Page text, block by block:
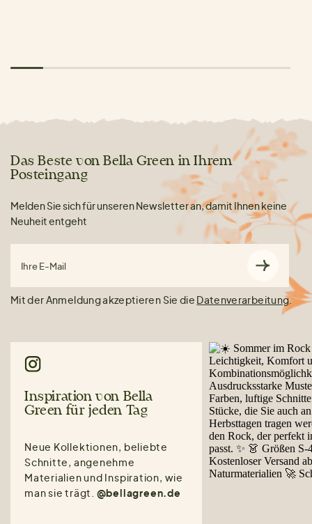
Das Beste von Bella Green in Ihrem
Posteingang
Melden Sie sich für unseren Newsletter an, damit Ihnen keine
Neuheit entgeht
Ihre E-Mail
Mit der Anmeldung akzeptieren Sie die Datenverarbeitung.
Inspiration von Bella
Green für jeden Tag
Neue Kollektionen, beliebte
Schnitte, angenehme
Materialien und Inspiration, wie
man sie trägt. @bellagreen.de